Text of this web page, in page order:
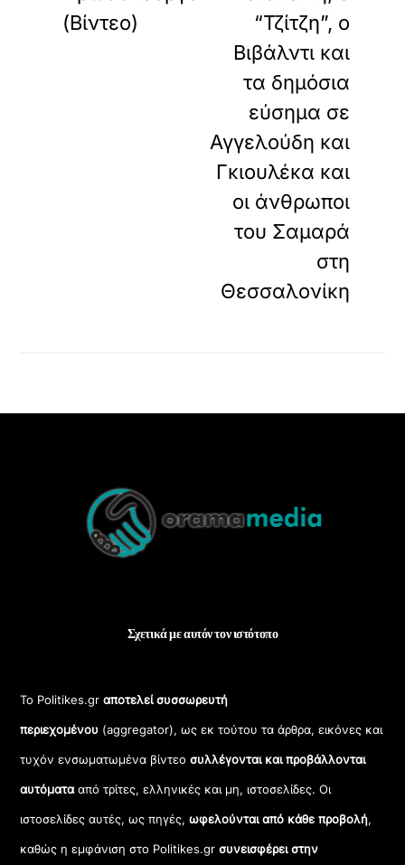
(Βίντεο)
“Τζίτζη”, ο
Βιβάλντι και
τα δημόσια
εύσημα σε
Αγγελούδη και
Γκιουλέκα και
οι άνθρωποι
του Σαμαρά
στη
Θεσσαλονίκη
Top
Σχετικά με αυτόν τον ιστότοπο
Το Politikes.grαποτελεί συσσωρευτή
περιεχομένου (aggregator), ως εκ τούτου τα άρθρα, εικόνες και
τυχόν ενσωματωμένα βίντεοσυλλέγονται και προβάλλονται
αυτόματααπό τρίτες, ελληνικές και μη, ιστοσελίδες. Οι
ιστοσελίδες αυτές, ως πηγές,ωφελούνται από κάθε προβολή,
καθώς η εμφάνιση στο Politikes.gr συνεισφέρει στην